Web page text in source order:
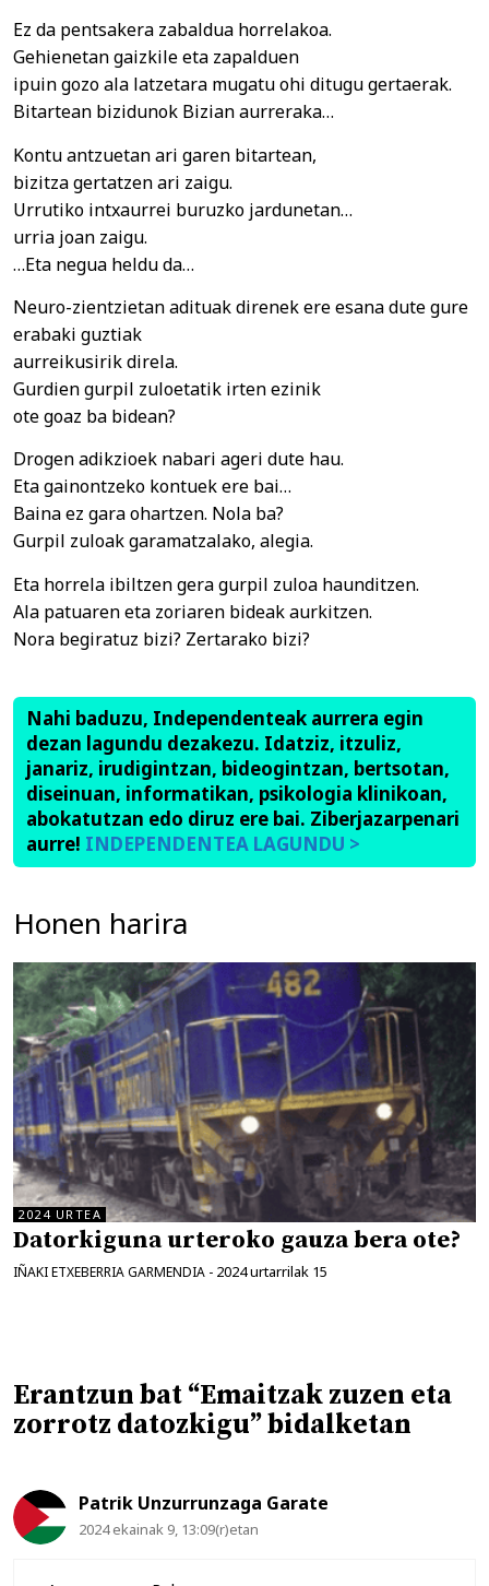
Ez da pentsakera zabaldua horrelakoa.
Gehienetan gaizkile eta zapalduen
ipuin gozo ala latzetara mugatu ohi ditugu gertaerak.
Bitartean bizidunok Bizian aurreraka…
Kontu antzuetan ari garen bitartean,
bizitza gertatzen ari zaigu.
Urrutiko intxaurrei buruzko jardunetan…
urria joan zaigu.
…Eta negua heldu da…
Neuro-zientzietan adituak direnek ere esana dute gure
erabaki guztiak
aurreikusirik direla.
Gurdien gurpil zuloetatik irten ezinik
ote goaz ba bidean?
Drogen adikzioek nabari ageri dute hau.
Eta gainontzeko kontuek ere bai…
Baina ez gara ohartzen. Nola ba?
Gurpil zuloak garamatzalako, alegia.
Eta horrela ibiltzen gera gurpil zuloa haunditzen.
Ala patuaren eta zoriaren bideak aurkitzen.
Nora begiratuz bizi? Zertarako bizi?
Nahi baduzu, Independenteak aurrera egin
dezan lagundu dezakezu. Idatziz, itzuliz,
janariz, irudigintzan, bideogintzan, bertsotan,
diseinuan, informatikan, psikologia klinikoan,
abokatutzan edo diruz ere bai. Ziberjazarpenari
aurre! INDEPENDENTEA LAGUNDU >
Honen harira
2024 URTEA
Datorkiguna urteroko gauza bera ote?
IÑAKI ETXEBERRIA GARMENDIA - 2024 urtarrilak 15
Erantzun bat “Emaitzak zuzen eta
zorrotz datozkigu” bidalketan
Patrik Unzurrunzaga Garate
2024 ekainak 9, 13:09(r)etan